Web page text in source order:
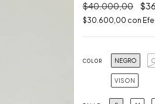
$40.000,00
$30.600,00 con
COLOR NEGRO
VISON